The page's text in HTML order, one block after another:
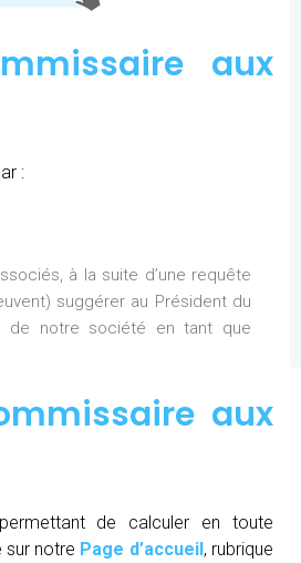
aux
:
à la suite d’une requête
suggérer au Président du
de notre société en tant que
aux
de calculer en toute
sur notre Page d’accueil, rubrique